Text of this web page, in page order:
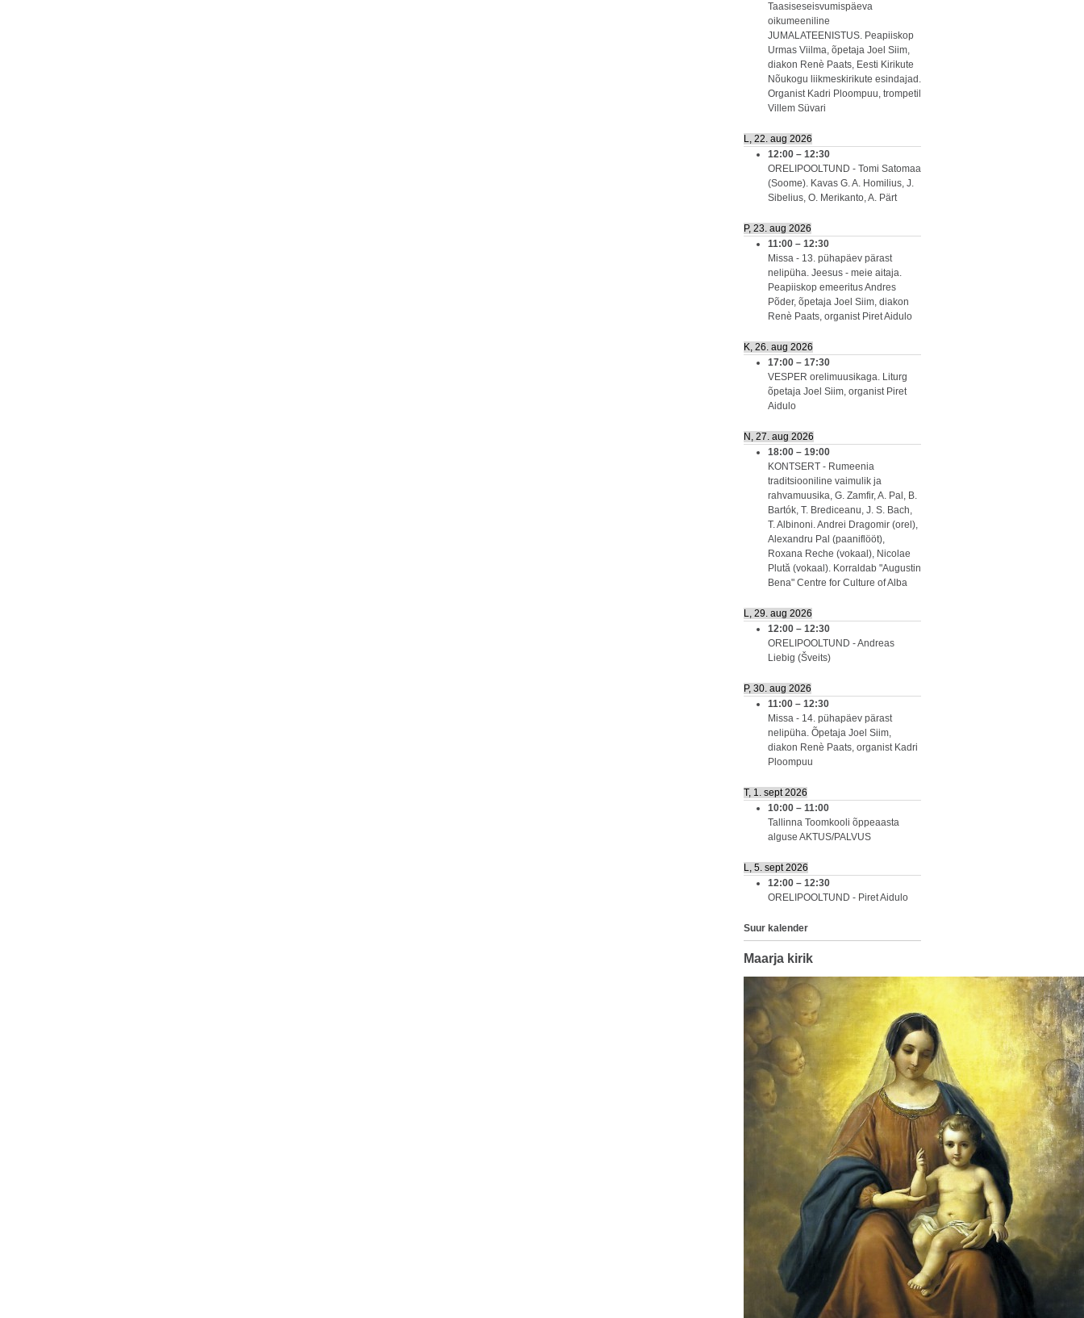
Taasiseseisvumispäeva
oikumeeniline
JUMALATEENISTUS. Peapiiskop
Urmas Viilma, õpetaja Joel Siim,
diakon Renè Paats, Eesti Kirikute
Nõukogu liikmeskirikute esindajad.
Organist Kadri Ploompuu, trompetil
Villem Süvari
L, 22. aug 2026
12:00 – 12:30
ORELIPOOLTUND - Tomi Satomaa
(Soome). Kavas G. A. Homilius, J.
Sibelius, O. Merikanto, A. Pärt
P, 23. aug 2026
11:00 – 12:30
Missa - 13. pühapäev pärast
nelipüha. Jeesus - meie aitaja.
Peapiiskop emeeritus Andres
Põder, õpetaja Joel Siim, diakon
Renè Paats, organist Piret Aidulo
K, 26. aug 2026
17:00 – 17:30
VESPER orelimuusikaga. Liturg
õpetaja Joel Siim, organist Piret
Aidulo
N, 27. aug 2026
18:00 – 19:00
KONTSERT - Rumeenia
traditsiooniline vaimulik ja
rahvamuusika, G. Zamfir, A. Pal, B.
Bartók, T. Brediceanu, J. S. Bach,
T. Albinoni. Andrei Dragomir (orel),
Alexandru Pal (paaniflööt),
Roxana Reche (vokaal), Nicolae
Plută (vokaal). Korraldab "Augustin
Bena" Centre for Culture of Alba
L, 29. aug 2026
12:00 – 12:30
ORELIPOOLTUND - Andreas
Liebig (Šveits)
P, 30. aug 2026
11:00 – 12:30
Missa - 14. pühapäev pärast
nelipüha. Õpetaja Joel Siim,
diakon Renè Paats, organist Kadri
Ploompuu
T, 1. sept 2026
10:00 – 11:00
Tallinna Toomkooli õppeaasta
alguse AKTUS/PALVUS
L, 5. sept 2026
12:00 – 12:30
ORELIPOOLTUND - Piret Aidulo
Suur kalender
Maarja kirik